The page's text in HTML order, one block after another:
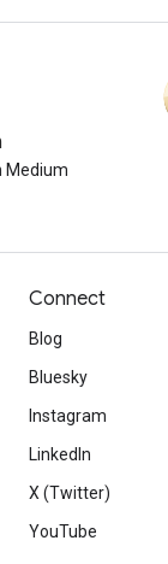
Medium
Connect
Blog
Bluesky
Instagram
LinkedIn
X (Twitter)
YouTube